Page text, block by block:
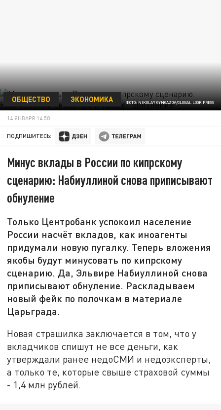
ФОТО: NIKOLAY GYNGAZOV/GLOBAL LOOK PRESS
ОБЩЕСТВО ЭКОНОМИКА
14 ЯНВАРЯ 14:58
ПОДПИШИТЕСЬ:
Минус вклады в России по кипрскому
сценарию: Набиуллиной снова приписывают
обнуление
Только Центробанк успокоил население
России насчёт вкладов, как иноагенты
придумали новую пугалку. Теперь вложения
якобы будут минусовать по кипрскому
сценарию. Да, Эльвире Набиуллиной снова
приписывают обнуление. Раскладываем
новый фейк по полочкам в материале
Царьграда.
Новая страшилка заключается в том, что у
вкладчиков спишут не все деньги, как
утверждали ранее недоСМИ и недоэксперты,
а только те, которые свыше страховой суммы
- 1,4 млн рублей.